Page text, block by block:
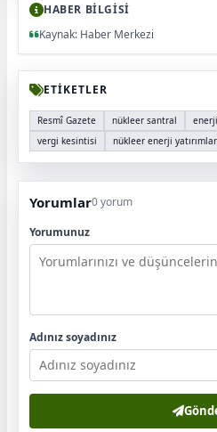
HABER BİLGİSİ
Kaynak: Haber Merkezi
ETİKETLER
Resmî Gazete nükleer santral
vergi kesintisi
nükleer enerji
Yorumlar0 yorum
Yorumunuz
Adınız soyadınız